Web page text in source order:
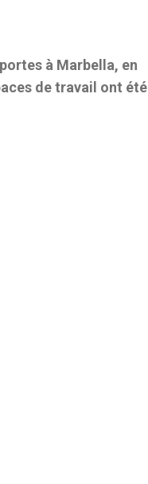
à Marbella, en
de travail ont été